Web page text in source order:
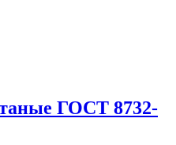
ГОСТ 8732-